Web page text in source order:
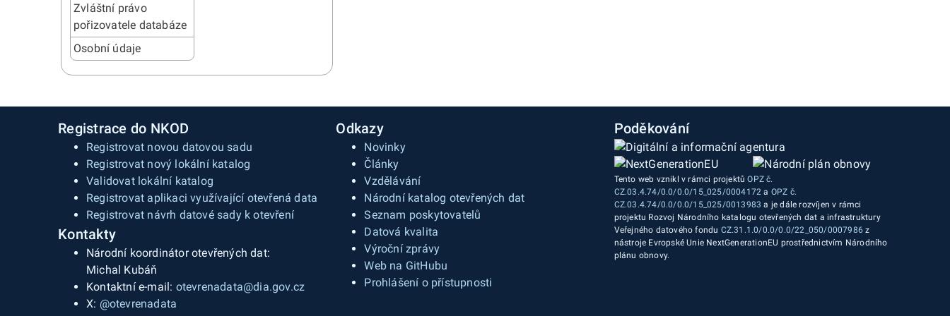
Zvláštní právo
pořizovatele databáze
Osobní údaje
Registrace do NKOD
Registrovat novou datovou sadu
Registrovat nový lokální katalog
Validovat lokální katalog
Registrovat aplikaci využívající otevřená data
Registrovat návrh datové sady k otevření
Kontakty
Národní koordinátor otevřených dat:
Michal Kubáň
Kontaktní e-mail: otevrenadata@dia.gov.cz
X: @otevrenadata
Odkazy
Novinky
Články
Vzdělávání
Národní katalog otevřených dat
Seznam poskytovatelů
Datová kvalita
Výroční zprávy
Web na GitHubu
Prohlášení o přístupnosti
Poděkování
Tento web vznikl v rámci projektůOPZ č.
CZ.03.4.74/0.0/0.0/15_025/0004172 a OPZ č.
CZ.03.4.74/0.0/0.0/15_025/0013983 a je dále rozvíjen v rámci
projektu Rozvoj Národního katalogu otevřených dat a infrastruktury
Veřejného datového fondu CZ.31.1.0/0.0/0.0/22_050/0007986 z
nástroje Evropské Unie NextGenerationEU prostřednictvím Národního
plánu obnovy.